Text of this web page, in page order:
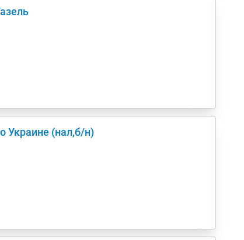
Киев(а) по Украине (нал,б/н)